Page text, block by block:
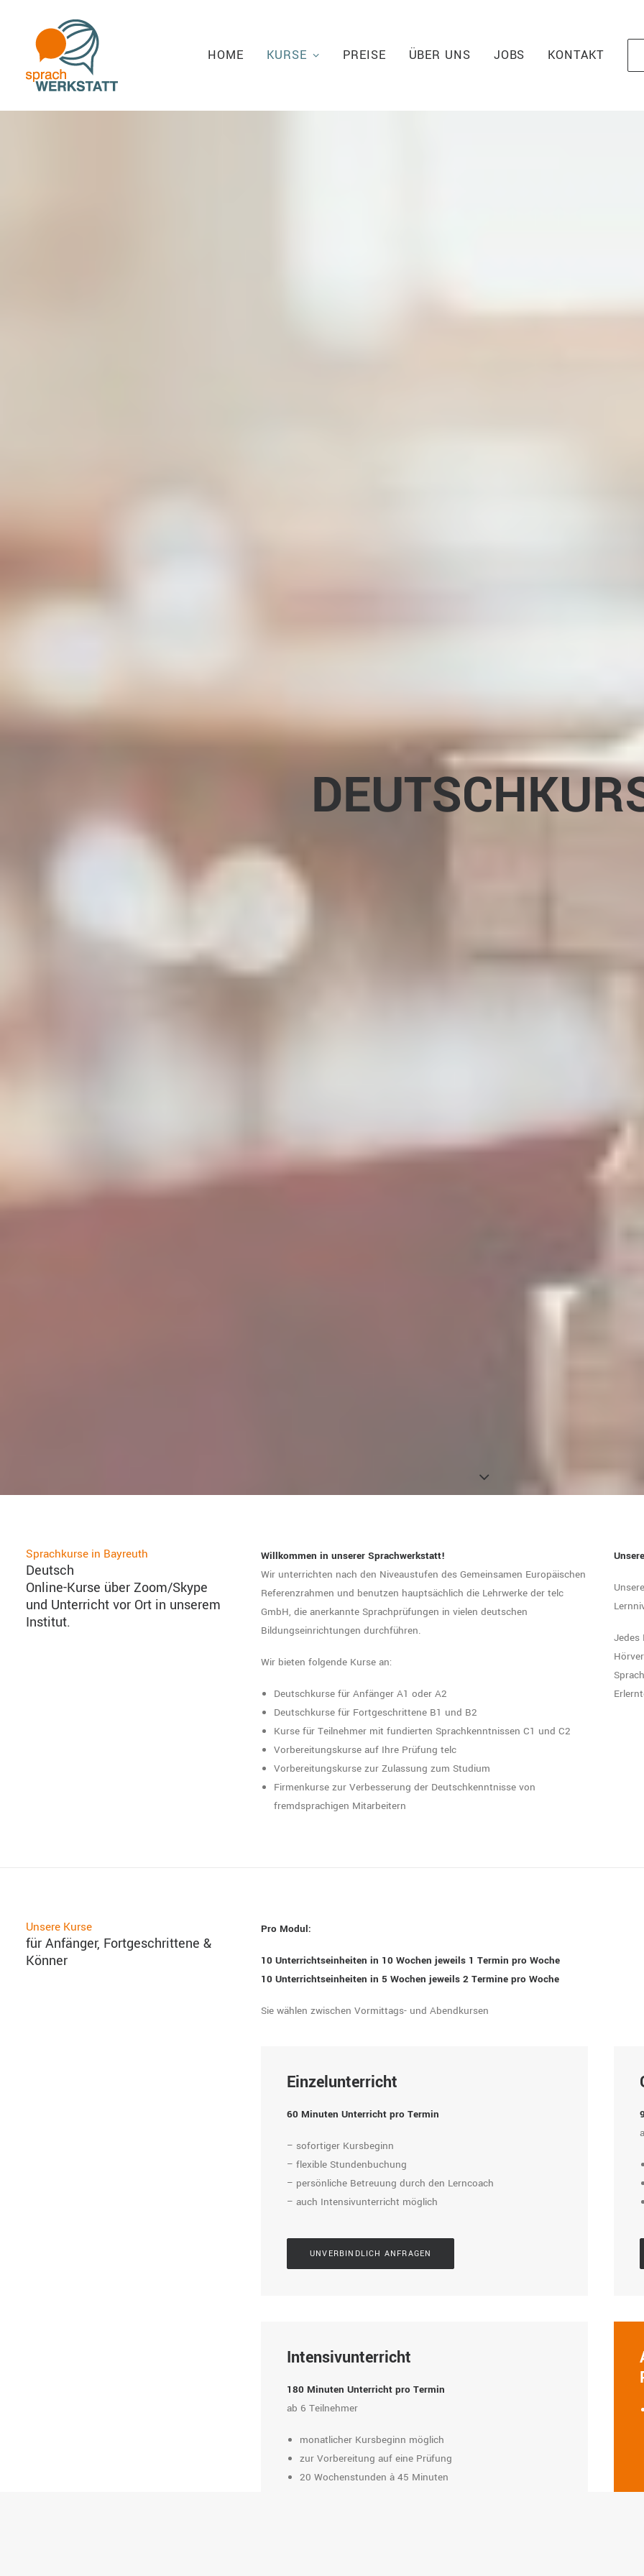
HOME KURSE PREISE ÜBER UNS JOBS KONTAKT
Sprachkurse in Bayreuth
Deutsch
Online-Kurse über Zoom/Skype
und Unterricht vor Ort in unserem
Institut.
Willkommen in unserer Sprachwerkstatt!
Wir unterrichten nach den Niveaustufen des Gemeinsamen Europäischen
Referenzrahmen und benutzen hauptsächlich die Lehrwerke der telc
GmbH, die anerkannte Sprachprüfungen in vielen deutschen
Bildungseinrichtungen durchführen.
Wir bieten folgende Kurse an:
Deutschkurse für Anfänger A1 oder A2
Deutschkurse für Fortgeschrittene B1 und B2
Kurse für Teilnehmer mit fundierten Sprachkenntnissen C1 und C2
Vorbereitungskurse auf Ihre Prüfung telc
Vorbereitungskurse zur Zulassung zum Studium
Firmenkurse zur Verbesserung der Deutschkenntnisse von
fremdsprachigen Mitarbeitern
Jedes
Unsere Kurse
für Anfänger, Fortgeschrittene &
Könner
Pro Modul:
10 Unterrichtseinheiten in 10 Wochen jeweils 1 Termin pro Woche
10 Unterrichtseinheiten in 5 Wochen jeweils 2 Termine pro Woche
Sie wählen zwischen Vormittags- und Abendkursen
Einzelunterricht
60 Minuten Unterricht pro Termin
– sofortiger Kursbeginn
– flexible Stundenbuchung
– persönliche Betreuung durch den Lerncoach
– auch Intensivunterricht möglich
UNVERBINDLICH ANFRAGEN
Intensivunterricht
180 Minuten Unterricht pro Termin
ab 6 Teilnehmer
monatlicher Kursbeginn möglich
zur Vorbereitung auf eine Prüfung
20 Wochenstunden à 45 Minuten